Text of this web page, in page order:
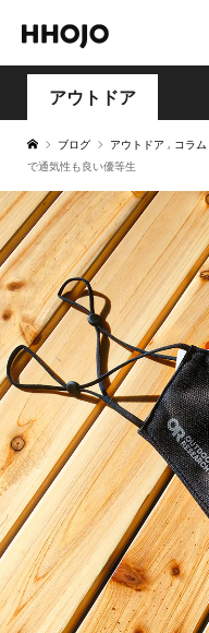
アウトドア
ブログ アウトドア , コラム
で通気性も良い優等生